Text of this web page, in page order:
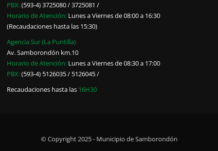
PBX:(593-4) 3725080 / 3725081 /
Horario de Atención: Lunes a Viernes de 08:00 a 16:30
(Recaudaciones hasta las 15:30)
Agencia Sur (La Puntilla)
Av. Samborondón km.10
Horario de Atención: Lunes a Viernes de 08:30 a 17:00
PBX:(593-4) 5126035 / 5126045 /
Recaudaciones hasta las 16H30
© Copyright 2025 - Municipio de Samborondón